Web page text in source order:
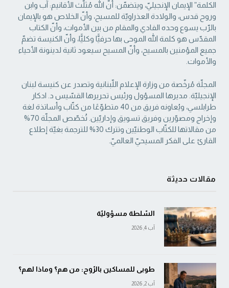
‏الكلمة” الإيمان الإنجيليّ، ويتضمّن: أنّ الله مُثلّث الأقانيم: آب وابن
وروح قدس، والولادة العذراويّة ‏للمسيح، وأنّ الخلاص هو بالإيمان
بالرّب يسوع وحده الفادي والمقام من بين الأموات، وأنّ الكتاب
‏المقدّس هو كلمة الله الموحى بها حرفيًّا وكليًّا، وأنّ الكنيسة تضمّ
جميع المؤمنين بالمسيح، وأنّ المسيح ‏سيعود ثانية لدينونة الأحياء
والأموات. ‏
المجلّة مُرخّصة من وزارة الإعلام اللّبنانية وتصدر عن كنيسة لبنان
الإنجيليّة. مديرها المسؤول ‏ورئيس تحريرها القسّيس د. ادكار
طرابلسي، ويُعاونه فريق من 40 متطوّعًا من كتّاب وأساتذة لغة
‏وإخراج ومصوّرين وفريق تسويق وإداريّين. تُخصّص المجلّة 70%
من مقالاتها للكتّاب الوطنيّين ‏وتترك 30% للترجمة بغيّة إطلاع
القارئ على الفكر المسيحيّ العالميّ.‏
مقالات حديثة
السّلطة مسؤوليّة
آب 4, 2026
طوبى للمساكين بالرّوح: من هم؟ وماذا لهم؟
آب 2, 2026